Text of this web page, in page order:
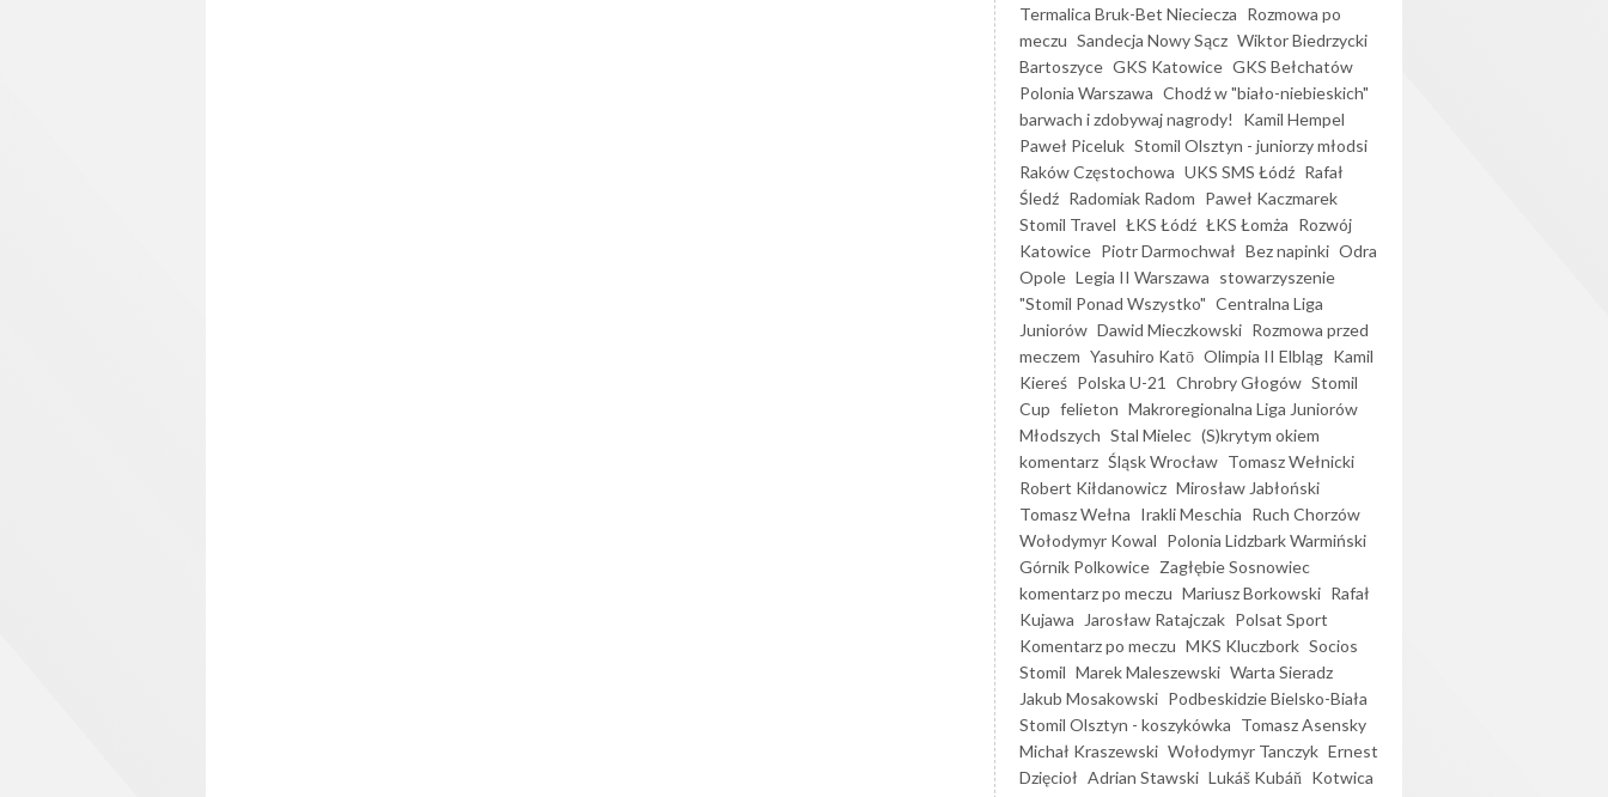
Termalica Bruk-Bet Nieciecza Rozmowa po
meczu Sandecja Nowy Sącz Wiktor Biedrzycki
Bartoszyce GKS Katowice GKS Bełchatów
Polonia Warszawa Chodź w "biało-niebieskich"
barwach i zdobywaj nagrody!
Kamil Hempel
Paweł Piceluk Stomil Olsztyn - juniorzy młodsi
Raków Częstochowa UKS SMS Łódź Rafał
Śledź Radomiak Radom Paweł Kaczmarek
Stomil Travel ŁKS Łódź ŁKS Łomża Rozwój
Katowice Piotr Darmochwał Bez napinki Odra
Opole Legia II Warszawa stowarzyszenie
"Stomil Ponad Wszystko" Centralna Liga
Juniorów Dawid Mieczkowski Rozmowa przed
meczem Yasuhiro Katō Olimpia II Elbląg Kamil
Kiereś Polska U-21 Chrobry Głogów Stomil
Cup felieton Makroregionalna Liga Juniorów
Młodszych Stal Mielec (S)krytym okiem
komentarz Śląsk Wrocław Tomasz Wełnicki
Robert Kiłdanowicz Mirosław Jabłoński
Tomasz Wełna Irakli Meschia Ruch Chorzów
Wołodymyr Kowal Polonia Lidzbark Warmiński
Górnik Polkowice Zagłębie Sosnowiec
komentarz po meczu Mariusz Borkowski Rafał
Kujawa
Jarosław Ratajczak Polsat Sport
Komentarz po meczu MKS Kluczbork Socios
Stomil Marek Maleszewski Warta Sieradz
Jakub Mosakowski Podbeskidzie Bielsko-Biała
Stomil Olsztyn - koszykówka Tomasz Asensky
Michał Kraszewski Wołodymyr Tanczyk Ernest
Dzięcioł Adrian Stawski Lukáš Kubáň Kotwica